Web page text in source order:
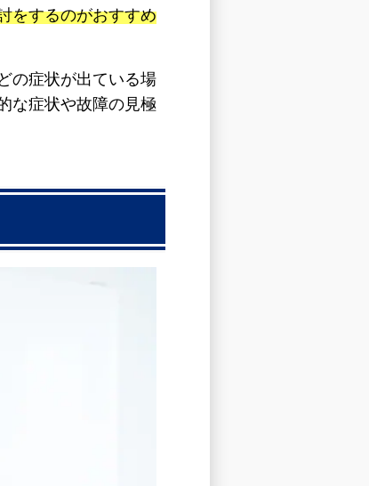
をするのがおすすめ
の症状が出ている場
な症状や故障の見極